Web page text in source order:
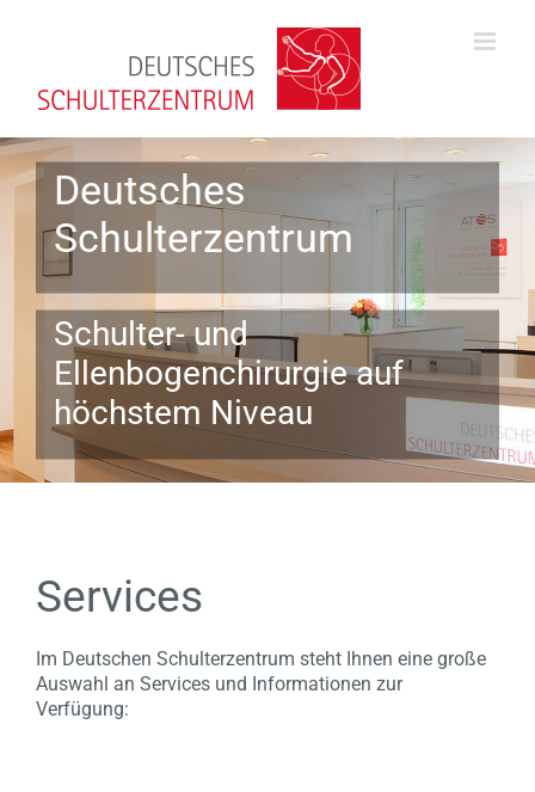
Deutsches
Schulterzentrum
Schulter- und
Ellenbogenchirurgie auf
höchstem Niveau
Services
Im Deutschen Schulterzentrum steht Ihnen eine große
Auswahl an Services und Informationen zur
Verfügung: